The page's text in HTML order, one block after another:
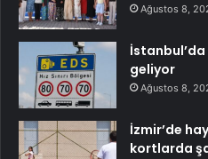
Ağustos 8,
İstanbul’da
geliyor
Ağustos 8,
İzmir’de
kortlarda